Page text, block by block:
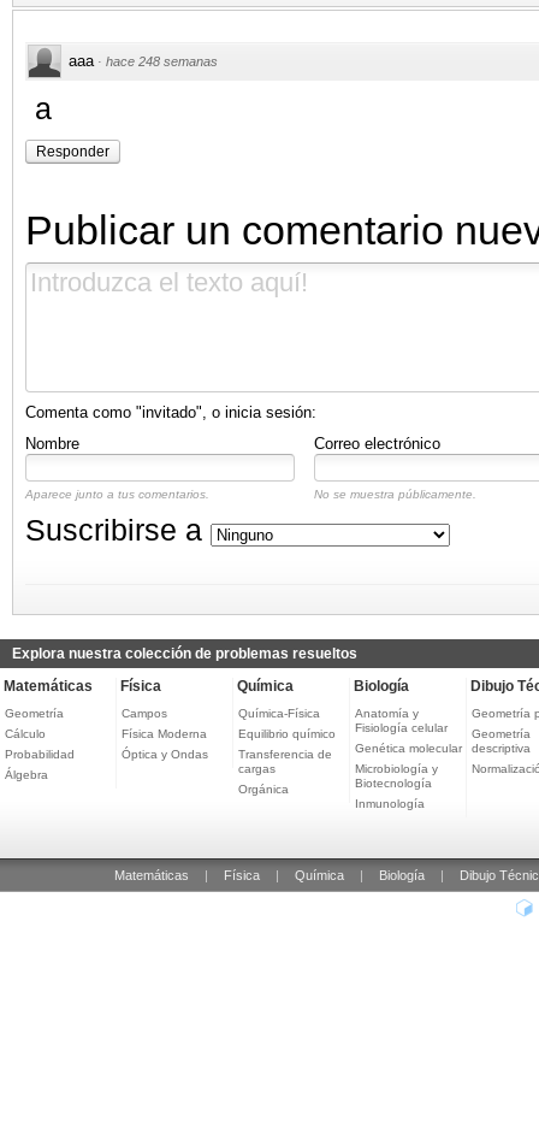
aaa · hace 248 semanas
a
Responder
Publicar un comentario
Comenta como "invitado", o inicia sesión:
Nombre
Correo electrónico
Aparece junto a tus comentarios. No se muestra públicamente.
Suscribirse a
Explora nuestra colección de problemas resueltos
Matemáticas
Geometría
Cálculo
Probabilidad
Álgebra
Física
Campos
Física Moderna
Óptica y Ondas
Química
Química-Física
Equilibrio químico
Transferencia de
cargas
Orgánica
Biología
Anatomía y
Fisiología celular
Genética molecular
Microbiología y
Biotecnología
Inmunología
Dibujo
Geometría
Geometría
descriptiva
Matemáticas Física Química Biología Dibujo